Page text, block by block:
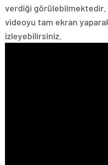
verdiği görülebilmektedir.
videoyu tam ekran
izleyebilirsiniz.